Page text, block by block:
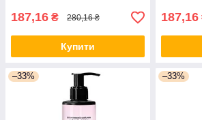
187,16 ₴ 280,16 ₴
Купити
187,16
–33% –33%